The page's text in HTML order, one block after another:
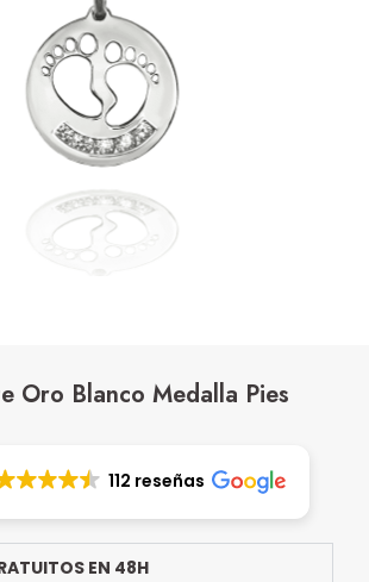
Oro Blanco Medalla Pies
112 reseñas
EN 48H